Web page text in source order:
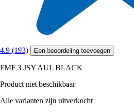
4.9 (193) Een beoordeling toevoegen
FMF 3 JSY AUL BLACK
Product niet beschikbaar
Alle varianten zijn uitverkocht